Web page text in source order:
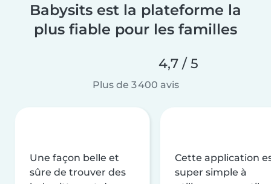
Babysits est la plateforme la
plus fiable pour les familles
4,7 / 5
Plus de 3 400 avis
Une façon belle et
sûre de trouver des
Cette application
super simple à